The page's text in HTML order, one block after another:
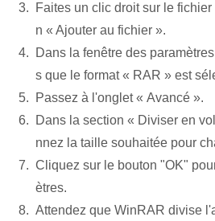
Faites un clic droit sur le
n « Ajouter au fichier ».
Dans la fenêtre des
s que le format « RAR » est
Passez à l'onglet « Avancé ».
Dans la section « Diviser en
nnez la taille souhaitée pour
Cliquez sur le bouton "OK"
ètres.
Attendez que WinRAR divise